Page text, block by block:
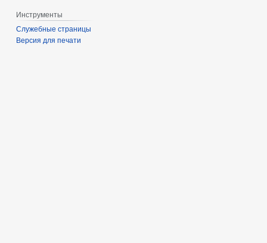
Инструменты
Служебные страницы
Версия для печати